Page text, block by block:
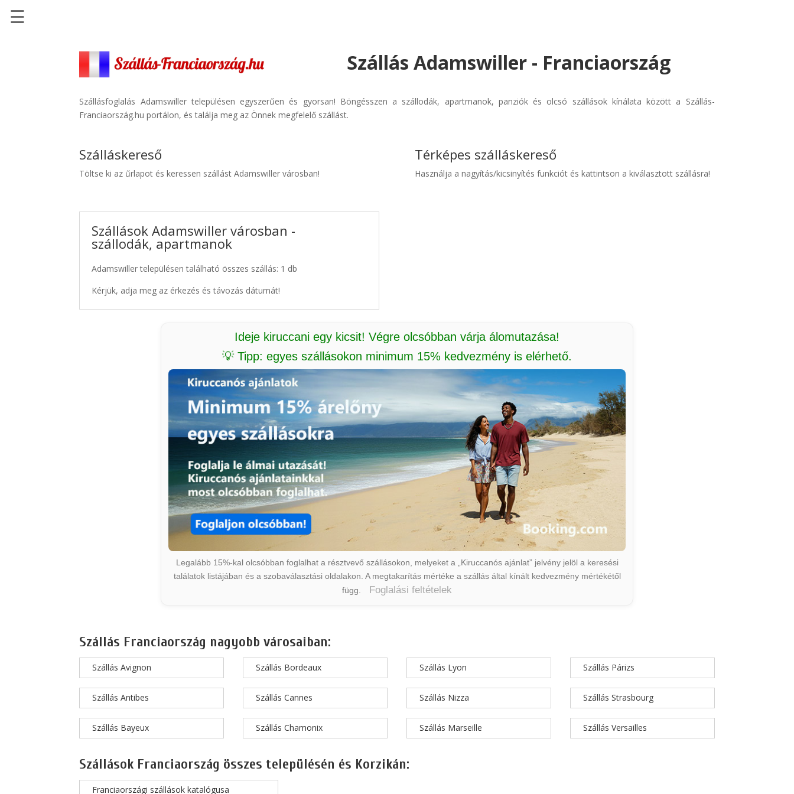
Szállásinfo.eu
Repülőjegy
Autóbérlés
☰
Szállás Adamswiller - Franciaország
Szállásfoglalás Adamswiller településen egyszerűen és gyorsan! Böngésszen a szállodák, apartmanok, panziók és olcsó szállások kínálata között a Szállás-
Franciaország.hu portálon, és találja meg az Önnek megfelelő szállást.
Szálláskereső
Töltse ki az űrlapot és keressen szállást Adamswiller városban!
Szállások Adamswiller városban -
szállodák, apartmanok
Adamswiller településen található összes szállás: 1 db
Kérjük, adja meg az érkezés és távozás dátumát!
Térképes szálláskereső
Használja a nagyítás/kicsinyítés funkciót és kattintson a kiválasztott szállásra!
Ideje kiruccani egy kicsit! Végre olcsóbban várja álomutazása!
💡 Tipp: egyes szállásokon minimum 15% kedvezmény is elérhető.
Legalább 15%-kal olcsóbban foglalhat a résztvevő szállásokon, melyeket a „Kiruccanós ajánlat” jelvény jelöl a keresési
találatok listájában és a szobaválasztási oldalakon. A megtakarítás mértéke a szállás által kínált kedvezmény mértékétől
függ.
Foglalási feltételek
Szállás Franciaország nagyobb városaiban:
Szállás Avignon
Szállás Antibes
Szállás Bayeux
Szállás Bordeaux
Szállás Cannes
Szállás Chamonix
Szállás Lyon
Szállás Nizza
Szállás Marseille
Szállás Párizs
Szállás Strasbourg
Szállás Versailles
Szállások Franciaország összes településén és Korzikán:
Franciaországi szállások katalógusa